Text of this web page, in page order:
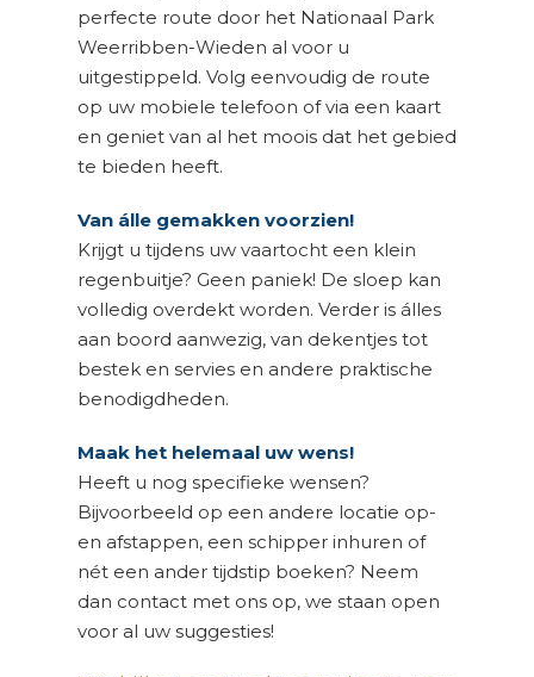
perfecte route door het Nationaal Park
Weerribben-Wieden al voor u
uitgestippeld. Volg eenvoudig de route
op uw mobiele telefoon of via een kaart
en geniet van al het moois dat het gebied
te bieden heeft.
Van álle gemakken voorzien!
Krijgt u tijdens uw vaartocht een klein
regenbuitje? Geen paniek! De sloep kan
volledig overdekt worden. Verder is álles
aan boord aanwezig, van dekentjes tot
bestek en servies en andere praktische
benodigdheden.
Maak het helemaal uw wens!
Heeft u nog specifieke wensen?
Bijvoorbeeld op een andere locatie op-
en afstappen, een schipper inhuren of
nét een ander tijdstip boeken? Neem
dan contact met ons op, we staan open
voor al uw suggesties!